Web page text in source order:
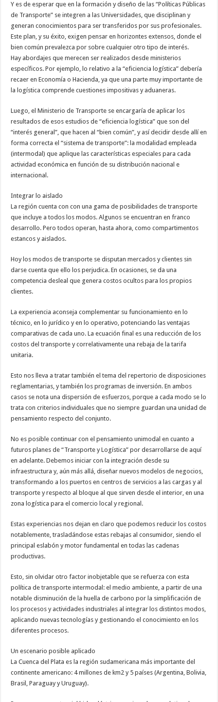
Y es de esperar que en la formación y diseño de las “Políticas Públicas
de Transporte” se integren a las Universidades, que disciplinan y
generan conocimientos para ser transferidos por sus profesionales.
Este plan, y su éxito, exigen pensar en horizontes extensos, donde el
bien común prevalezca por sobre cualquier otro tipo de interés.
Hay abordajes que merecen ser realizados desde ministerios
específicos. Por ejemplo, lo relativo a la “eficiencia logística” debería
recaer en Economía o Hacienda, ya que una parte muy importante de
la logística comprende cuestiones impositivas y aduaneras.
Luego, el Ministerio de Transporte se encargaría de aplicar los
resultados de esos estudios de “eficiencia logística” que son del
“interés general”, que hacen al “bien común”, y así decidir desde allí en
forma correcta el “sistema de transporte”: la modalidad empleada
(intermodal) que aplique las características especiales para cada
actividad económica en función de su distribución nacional e
internacional.
Integrar lo aislado
La región cuenta con con una gama de posibilidades de transporte
que incluye a todos los modos. Algunos se encuentran en franco
desarrollo. Pero todos operan, hasta ahora, como compartimentos
estancos y aislados.
Hoy los modos de transporte se disputan mercados y clientes sin
darse cuenta que ello los perjudica. En ocasiones, se da una
competencia desleal que genera costos ocultos para los propios
clientes.
La experiencia aconseja complementar su funcionamiento en lo
técnico, en lo jurídico y en lo operativo, potenciando las ventajas
comparativas de cada uno. La ecuación final es una reducción de los
costos del transporte y correlativamente una rebaja de la tarifa
unitaria.
Esto nos lleva a tratar también el tema del repertorio de disposiciones
reglamentarias, y también los programas de inversión. En ambos
casos se nota una dispersión de esfuerzos, porque a cada modo se lo
trata con criterios individuales que no siempre guardan una unidad de
pensamiento respecto del conjunto.
No es posible continuar con el pensamiento unimodal en cuanto a
futuros planes de “Transporte y Logística” por desarrollarse de aquí
en adelante. Debemos iniciar con la integración desde su
infraestructura y, aún más allá, diseñar nuevos modelos de negocios,
transformando a los puertos en centros de servicios a las cargas y al
transporte y respecto al bloque al que sirven desde el interior, en una
zona logística para el comercio local y regional.
Estas experiencias nos dejan en claro que podemos reducir los costos
notablemente, trasladándose estas rebajas al consumidor, siendo el
principal eslabón y motor fundamental en todas las cadenas
productivas.
Esto, sin olvidar otro factor inobjetable que se refuerza con esta
política de transporte intermodal: el medio ambiente, a partir de una
notable disminución de la huella de carbono por la simplificación de
los procesos y actividades industriales al integrar los distintos modos,
aplicando nuevas tecnologías y gestionando el conocimiento en los
diferentes procesos.
Un escenario posible aplicado
La Cuenca del Plata es la región sudamericana más importante del
continente americano: 4 millones de km2 y 5 países (Argentina, Bolivia,
Brasil, Paraguay y Uruguay).